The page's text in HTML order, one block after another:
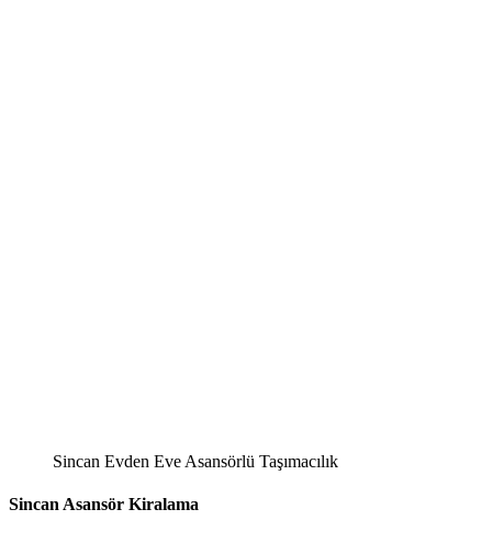
Sincan Evden Eve Asansörlü Taşımacılık
Sincan Asansör Kiralama